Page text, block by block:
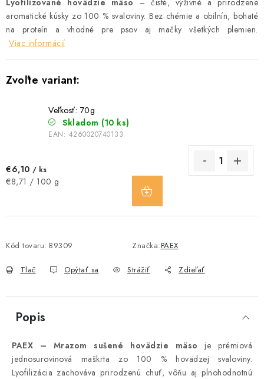
Lyofilizované hovädzie mäso – čisté, výživné a prirodzene
aromatické kúsky zo 100 % svaloviny. Bez chémie a obilnín, bohaté
na proteín a vhodné pre psov aj mačky všetkých plemien.
Viac informácií
Veľkosť: 70g
Skladom (10 ks)
EAN: 4260020740133
€6,10 / ks
Jednotková
€8,71 / 100 g
Kód tovaru: B9309 Značka:PAEX
Tlač Opýtať sa Strážiť Zdieľať
Popis
PAEX – Mrazom sušené hovädzie mäso je prémiová
jednosurovinová maškrta zo 100 % hovädzej svaloviny.
Lyofilizácia zachováva prirodzenú chuť, vôňu aj plnohodnotnú